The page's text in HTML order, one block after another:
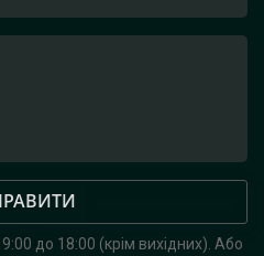
до 18:00 (крім вихідних). Або